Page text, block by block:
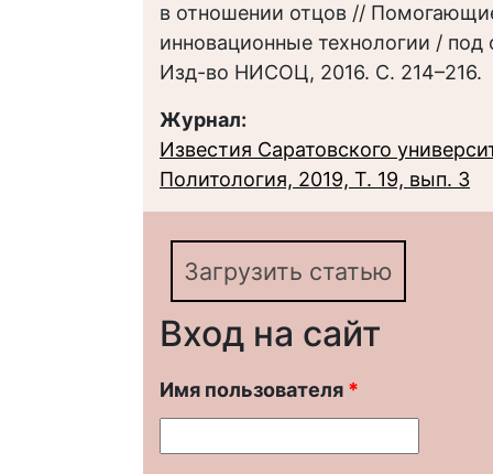
в отношении отцов //
инновационные технологии /
Изд-во НИСОЦ, 2016. С. 214–216.
Журнал:
Известия Саратовского
Политология, 2019, Т. 19, вып. 3
Загрузить статью
Вход на сайт
Имя пользователя *